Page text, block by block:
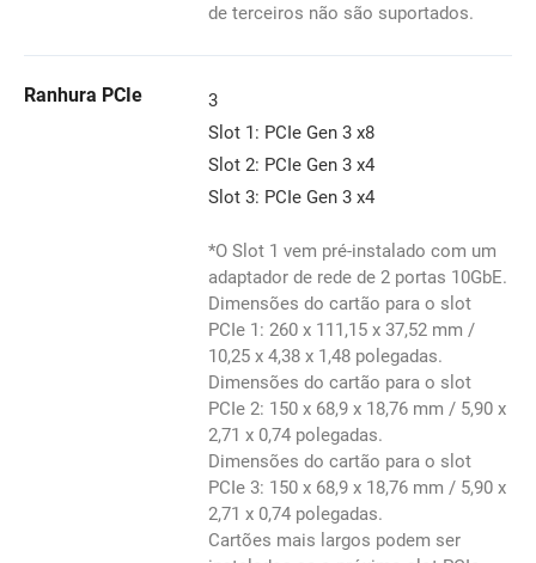
de terceiros não são suportados.
Ranhura PCIe
3
Slot 1: PCIe Gen 3 x8
Slot 2: PCIe Gen 3 x4
Slot 3: PCIe Gen 3 x4
*O Slot 1 vem pré-instalado com um
adaptador de rede de 2 portas 10GbE.
Dimensões do cartão para o slot
PCIe 1: 260 x 111,15 x 37,52 mm /
10,25 x 4,38 x 1,48 polegadas.
Dimensões do cartão para o slot
PCIe 2: 150 x 68,9 x 18,76 mm / 5,90 x
2,71 x 0,74 polegadas.
Dimensões do cartão para o slot
PCIe 3: 150 x 68,9 x 18,76 mm / 5,90 x
2,71 x 0,74 polegadas.
Cartões mais largos podem ser